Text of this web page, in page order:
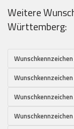
Weitere
Württemberg: